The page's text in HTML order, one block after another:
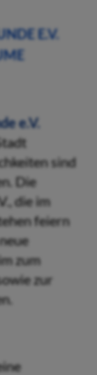
E.V.
e.V.
sind
Die
die im
feiern
zum
zur